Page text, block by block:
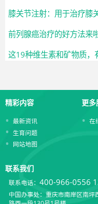
膝关节注射：用于治疗膝
前列腺癌治疗的好方法来啦
这19种维生素和矿物质，
精彩内容
最新资讯
生育问题
网站地图
更多
在
联系我们
联系电话： 400-966-0556
中国办事处：重庆市南岸区南